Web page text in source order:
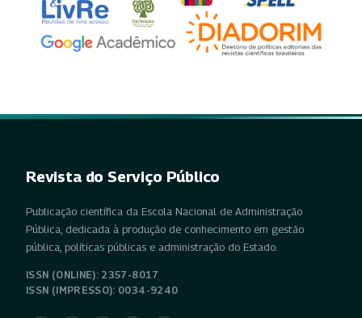
Revista do Serviço Público
Publicação científica da Escola Nacional de Administração
Pública, dedicada à produção de conhecimento em gestão
pública, políticas públicas e administração do Estado.
ISSN (ONLINE): 2357-8017
ISSN (IMPRESSO): 0034-9240